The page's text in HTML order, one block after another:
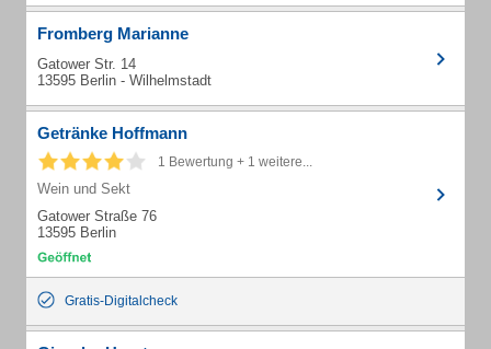
Fromberg Marianne
Gatower Str. 14
13595 Berlin - Wilhelmstadt
Getränke Hoffmann
1 Bewertung + 1 weitere...
Wein und Sekt
Gatower Straße 76
13595 Berlin
Gratis-Digitalcheck